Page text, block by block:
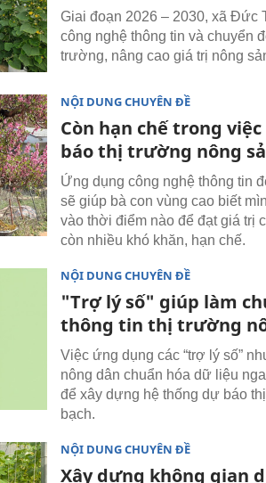
Giai đoạn 2026 – 2030, xã Đức
công nghệ thông tin và chuyển
trường, nâng cao giá trị nông
NỘI DUNG CHUYÊN ĐỀ
Còn hạn chế trong
báo thị trường nông
Ứng dụng công nghệ thông tin
sẽ giúp bà con vùng cao biết
vào thời điểm nào để đạt giá trị
còn nhiều khó khăn, hạn chế.
NỘI DUNG CHUYÊN ĐỀ
"Trợ lý số" giúp làm
thông tin thị trường
Việc ứng dụng các “trợ lý số”
nông dân chuẩn hóa dữ liệu
để xây dựng hệ thống dự báo
bạch.
NỘI DUNG CHUYÊN ĐỀ
Xây dựng không gian